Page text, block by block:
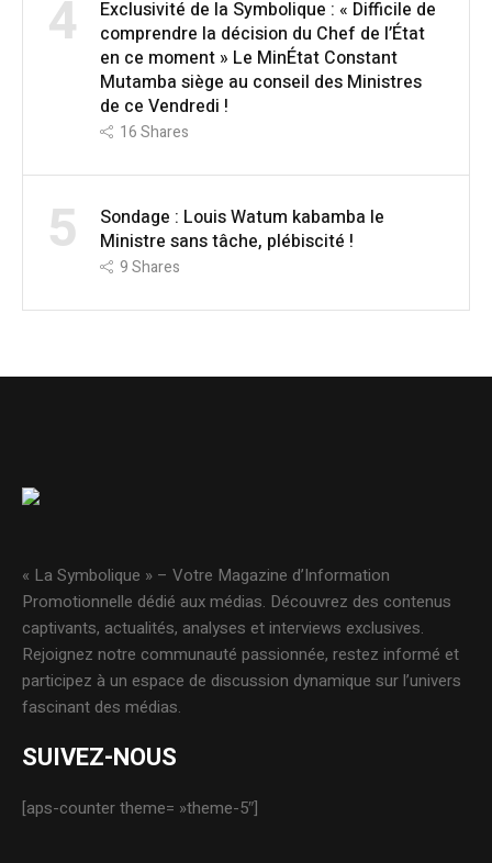
4
Exclusivité de la Symbolique : « Difficile de
comprendre la décision du Chef de l’État
en ce moment » Le MinÉtat Constant
Mutamba siège au conseil des Ministres
de ce Vendredi !
16Shares
5
Sondage : Louis Watum kabamba le
Ministre sans tâche, plébiscité !
9Shares
« La Symbolique » – Votre Magazine d’Information
Promotionnelle dédié aux médias. Découvrez des contenus
captivants, actualités, analyses et interviews exclusives.
Rejoignez notre communauté passionnée, restez informé et
participez à un espace de discussion dynamique sur l’univers
fascinant des médias.
SUIVEZ-NOUS
[aps-counter theme= »theme-5″]